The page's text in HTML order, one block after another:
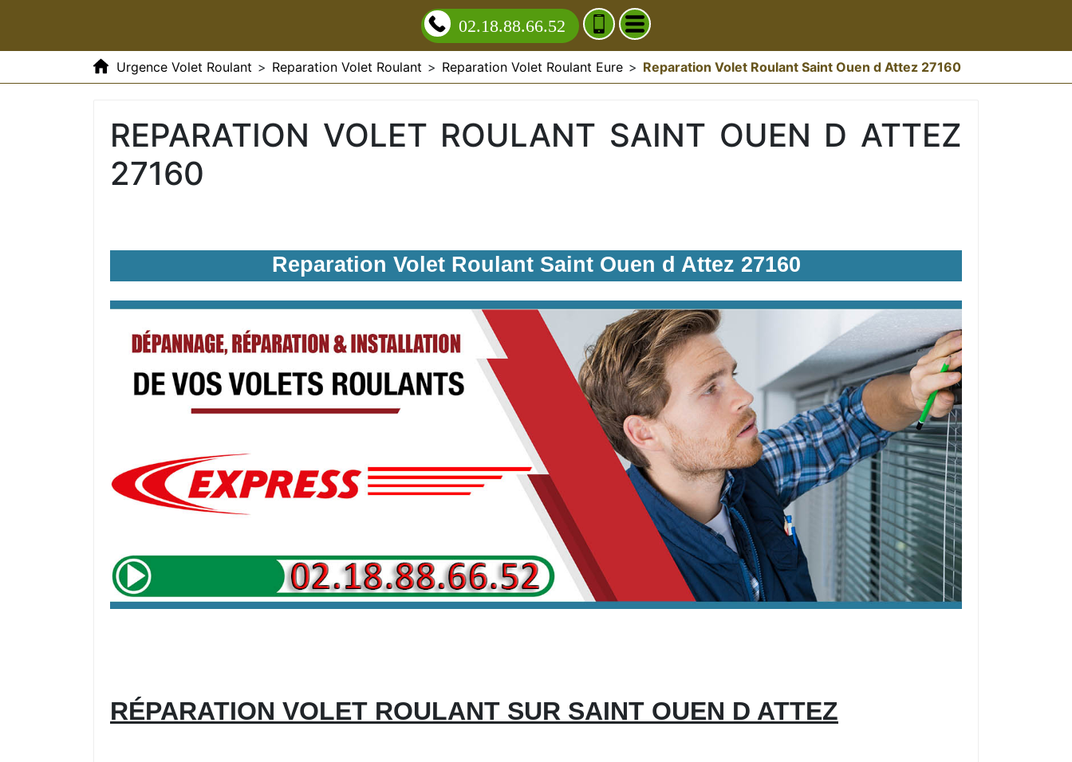
02.18.88.66.52
Urgence Volet Roulant > Reparation Volet Roulant > Reparation Volet Roulant Eure > Reparation Volet Roulant Saint Ouen d Attez 27160
REPARATION VOLET ROULANT SAINT OUEN D ATTEZ
27160
Reparation Volet Roulant Saint Ouen d Attez 27160
RÉPARATION VOLET ROULANT SUR SAINT OUEN D ATTEZ